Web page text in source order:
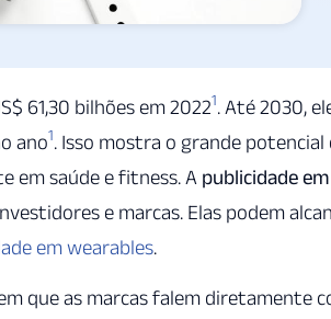
61,30 bilhões em 20221. Até 2030,
ano1. Isso mostra o grande
em saúde e fitness. A publicidade
e marcas. Elas podem
em wearables.
que as marcas falem diretamente